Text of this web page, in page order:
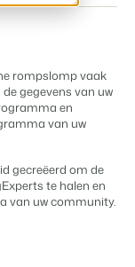
rompslomp vaak
gegevens van uw
en
van uw
gecreëerd om de
te halen en
van uw community.